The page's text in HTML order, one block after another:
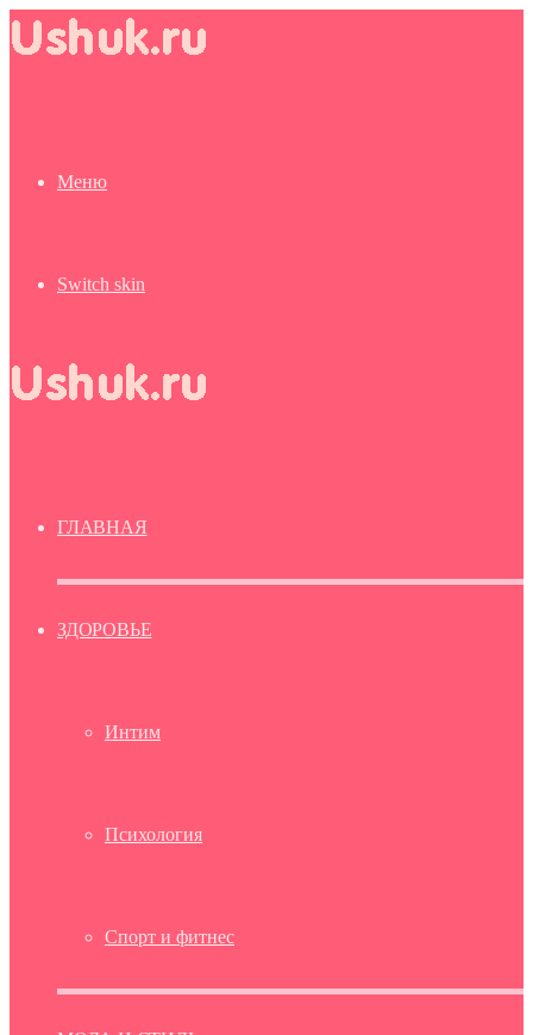
Меню
Switch skin
ГЛАВНАЯ
ЗДОРОВЬЕ
Интим
Психология
Спорт и фитнес